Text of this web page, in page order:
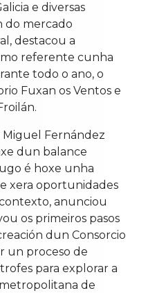
e diversas
do mercado
destacou a
referente cunha
todo o ano, o
Fuxan os Ventos e
Miguel Fernández
dun balance
é hoxe unha
xera oportunidades
anunciou
os primeiros pasos
dun Consorcio
un proceso de
para explorar a
de